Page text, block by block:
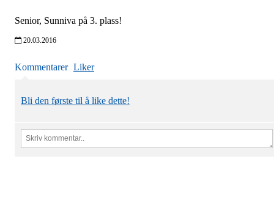
Senior, Sunniva på 3. plass!
20.03.2016
Kommentarer Liker
Bli den første til å like dette!